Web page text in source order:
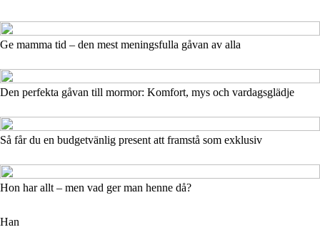
Ge mamma tid – den mest meningsfulla gåvan av alla
Den perfekta gåvan till mormor: Komfort, mys och vardagsglädje
Så får du en budgetvänlig present att framstå som exklusiv
Hon har allt – men vad ger man henne då?
Han